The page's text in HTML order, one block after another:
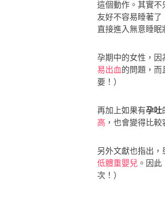
這個動作。其實不
友好不容易睡著
直接進入無意睡
孕期中的女性，因
易出血的問題，而
要！）
再加上如果有孕吐
高 ，也會變得比
另外文獻也指出，
低體重嬰兒 。因
次！）